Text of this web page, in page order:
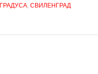
ГРАДУСА, СВИЛЕНГРАД